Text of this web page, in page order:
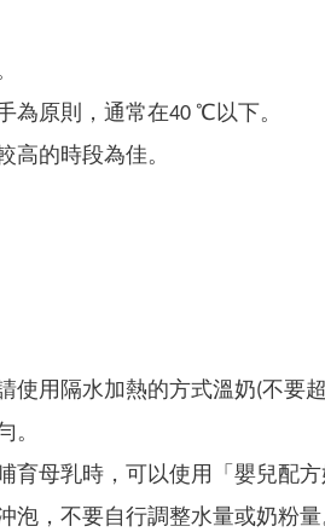
為原則，通常在40 ℃以下。
高的時段為佳。
使用隔水加熱的方式溫奶(不要
。
母乳時，可以使用「嬰兒配方
，不要自行調整水量或奶粉量